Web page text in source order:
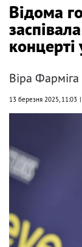
Відома
Віра
13 березня 2025, 11:03